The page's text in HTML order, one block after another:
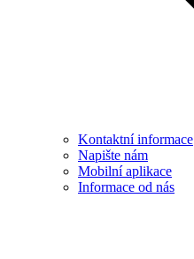
Kontaktní informace
Napište nám
Mobilní aplikace
Informace od nás